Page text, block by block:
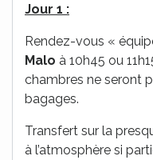
Jour 1 :
Rendez-vous «
Malo à 10h45 ou
chambres ne seront
bagages.
Transfert sur la
à l’atmosphère si